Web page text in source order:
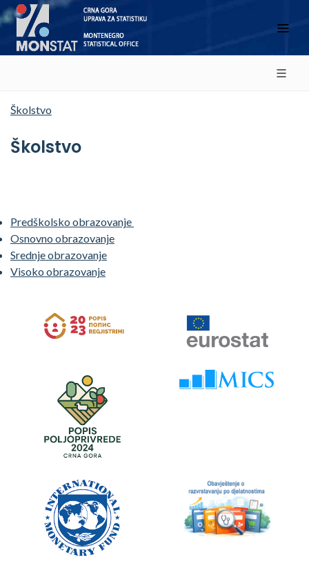
Školstvo
Školstvo
Predškolsko obrazovanje
Osnovno obrazovanje
Srednje obrazovanje
Visoko obrazovanje